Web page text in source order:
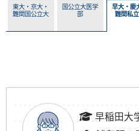
東大・京大・
難関国公立大
国公立大医学
部
早大・慶
難関私
早稲田大